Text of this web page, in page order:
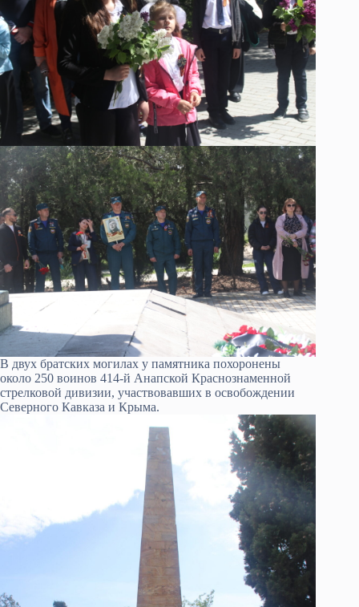
В двух братских могилах у памятника похоронены
около 250 воинов 414-й Анапской Краснознаменной
стрелковой дивизии, участвовавших в освобождении
Северного Кавказа и Крыма.